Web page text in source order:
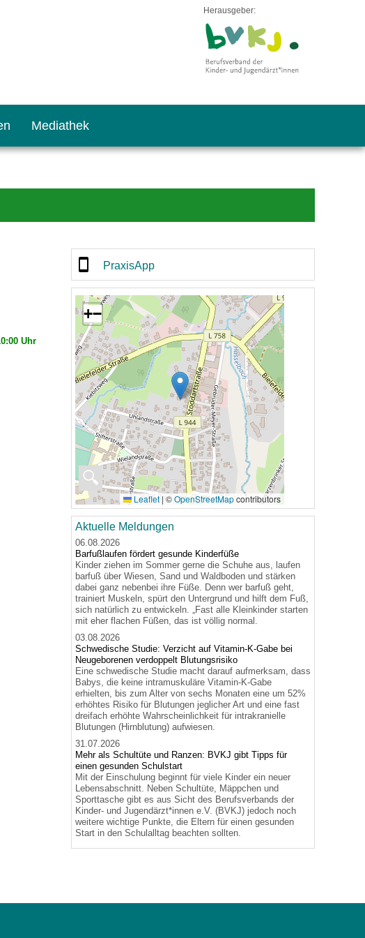
Herausgeber:
Mediathek
Uhr
PraxisApp
🔍
+−
Leaflet | ©OpenStreetMapcontributors
Aktuelle Meldungen
06.08.2026
Barfußlaufen fördert gesunde Kinderfüße
Kinder ziehen im Sommer gerne die Schuhe aus, laufen
barfuß über Wiesen, Sand und Waldboden und stärken
dabei ganz nebenbei ihre Füße. Denn wer barfuß geht,
trainiert Muskeln, spürt den Untergrund und hilft dem Fuß,
sich natürlich zu entwickeln. „Fast alle Kleinkinder starten
mit eher flachen Füßen, das ist völlig normal.
03.08.2026
Schwedische Studie: Verzicht auf Vitamin-K-Gabe bei
Neugeborenen verdoppelt Blutungsrisiko
Eine schwedische Studie macht darauf aufmerksam, dass
Babys, die keine intramuskuläre Vitamin-K-Gabe
erhielten, bis zum Alter von sechs Monaten eine um 52%
erhöhtes Risiko für Blutungen jeglicher Art und eine fast
dreifach erhöhte Wahrscheinlichkeit für intrakranielle
Blutungen (Hirnblutung) aufwiesen.
31.07.2026
Mehr als Schultüte und Ranzen: BVKJ gibt Tipps für
einen gesunden Schulstart
Mit der Einschulung beginnt für viele Kinder ein neuer
Lebensabschnitt. Neben Schultüte, Mäppchen und
Sporttasche gibt es aus Sicht des Berufsverbands der
Kinder- und Jugendärzt*innen e.V. (BVKJ) jedoch noch
weitere wichtige Punkte, die Eltern für einen gesunden
Start in den Schulalltag beachten sollten.